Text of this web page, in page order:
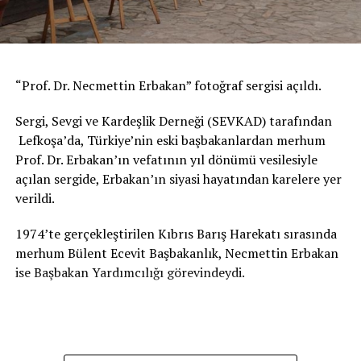
Gencevi Yılı ilan edilmişti. Bugün bu önemli kararın
somut bir şekilde gerçekleştiğini görmekten mutluyum.”
enstitü olarak Türkiye ve Azerbaycan’ın iki büyük
onların mesajlarını aktarmak ve zor zamanların
yaşandığı bu günlerde yeni bir nefes olabilmek için
tiyatro oyunu hazırladıklarını belirtti.
Karakılıç, Yunus Emre’nin Türkiye’nin dışa açılan
Azerbaycan edebiyatının büyük şairi Nizami Gencevi’nin
de ölümsüz eseriyle dünya edebiyatına yeni bir ses ve
nefes getirmiş bir kişilik olduğunu kaydetti.
işleyerek sentezlemiş büyük bir şair olduğunu belirten
“Prof. Dr. Necmettin Erbakan” fotoğraf sergisi açıldı.
Sergi, Sevgi ve Kardeşlik Derneği (SEVKAD) tarafından
Lefkoşa’da, Türkiye’nin eski başbakanlardan merhum
Prof. Dr. Erbakan’ın vefatının yıl dönümü vesilesiyle
açılan sergide, Erbakan’ın siyasi hayatından karelere yer
verildi.
1974’te gerçekleştirilen Kıbrıs Barış Harekatı sırasında
merhum Bülent Ecevit Başbakanlık, Necmettin Erbakan
ise Başbakan Yardımcılığı görevindeydi.